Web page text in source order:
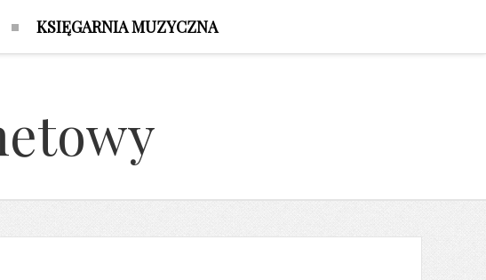
KSIĘGARNIA MUZYCZNA